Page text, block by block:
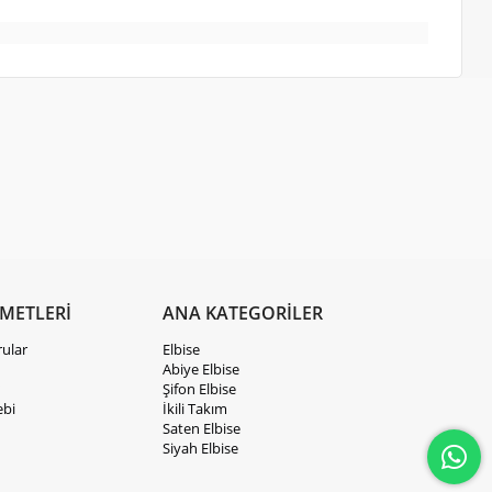
ANA KATEGORİLER
Elbise
Abiye Elbise
Şifon Elbise
İkili Takım
Saten Elbise
Siyah Elbise